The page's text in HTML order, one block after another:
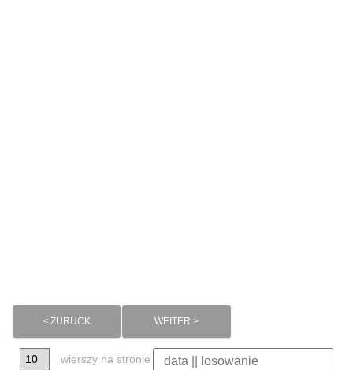
< ZURÜCK WEITER >
wierszy na stronie